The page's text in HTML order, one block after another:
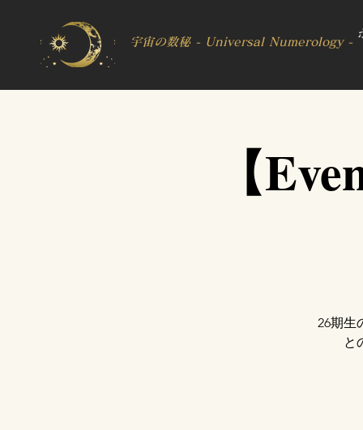
宇宙の数秘 - Universal Numerology -
【
26期生
と